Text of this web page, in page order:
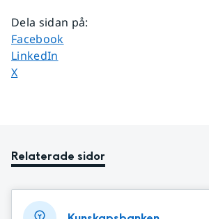
Dela sidan på:
Dela sidan på
Facebook
Dela sidan på
LinkedIn
Dela sidan på
X
Relaterade sidor